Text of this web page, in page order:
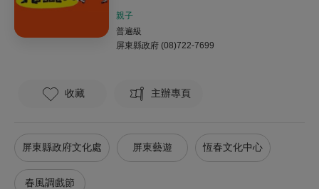
親子
普遍級
屏東縣政府 (08)722-7699
收藏 主辦專頁
屏東縣政府文化處 屏東藝遊 恆春文化中心
春風調戲節